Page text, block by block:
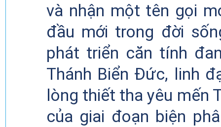
và nhận một tên gọi
đầu mới trong đời
phát triển căn tính
Thánh Biển Đức, linh
lòng thiết tha yêu mến
của giai đoạn biện